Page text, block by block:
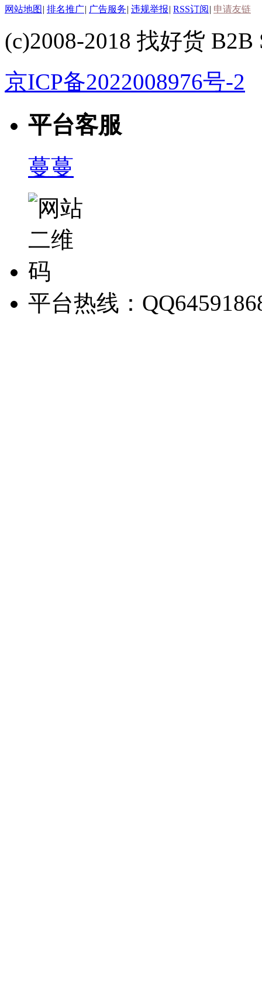
网站地图 | 排名推广| 广告服务| 违规举报| RSS订阅 | 申请友链
(c)2008-2018 找好货 B2B
京ICP备2022008976号-2
平台客服
蔓蔓
平台热线：